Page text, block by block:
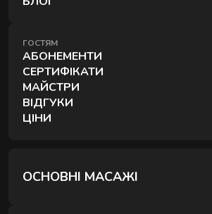
ГОСТЯМ
АБОНЕМЕНТИ
СЕРТИФІКАТИ
МАЙСТРИ
ВІДГУКИ
ЦІНИ
ОСНОВНІ МАСАЖІ